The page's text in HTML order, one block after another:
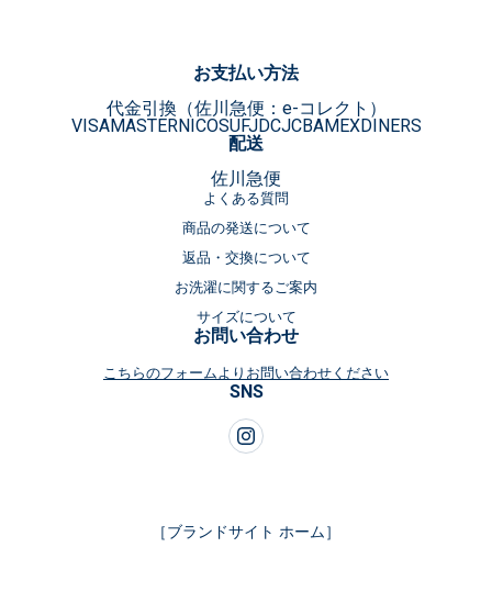
よくある質問
商品の発送について
返品・交換について
お洗濯に関するご案内
サイズについて
お問い合わせ
こちらのフォームよりお問い合わせください
SNS
お支払い方法
代金引換（佐川急便：e-コレクト）
VISAMASTERNICOSUFJDCJCBAMEXDINERS
配送
佐川急便
［ブランドサイト ホーム］